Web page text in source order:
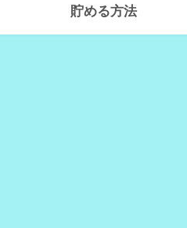
貯める方法